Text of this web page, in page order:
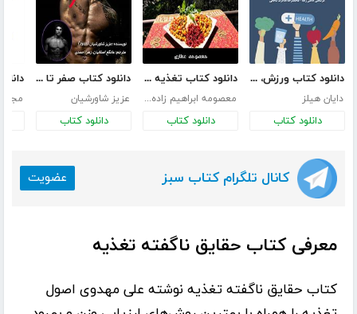
دانلود کتاب ورزش، تغذیه، تناسب اندام
دایان هیلز
دانلود کتاب
دانلود کتاب تغذیه سالم گیاهی در 21 روز
معصومه ابراهیم زاده عطاری
دانلود کتاب
دانلود کتاب صفر تا صد فیتنس از زبان zyzz
عزیز شاورشیان
دانلود کتاب
کانال تلگرام کتاب سبز عضویت
معرفی کتاب حقایق ناگفته تغذیه
کتاب حقایق ناگفته تغذیه نوشته علی مهدوی اصول